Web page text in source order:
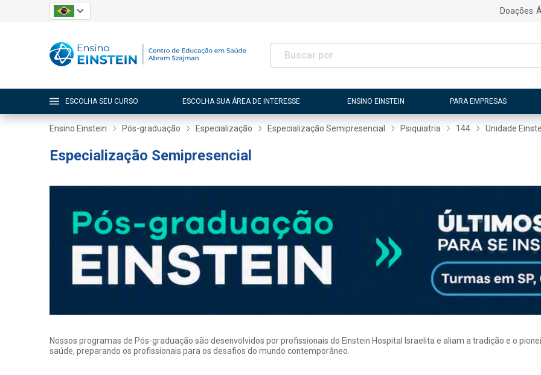
Doações
ESCOLHA SEU CURSO ESCOLHA SUA ÁREA DE INTERESSE ENSINO EINSTEIN PARA EMPRESAS
Ensino Einstein Pós-graduação Especialização Especialização Semipresencial Psiquiatria 144 Unidade
Especialização Semipresencial
Nossos programas de Pós-graduação são desenvolvidos por profissionais do Einstein Hospital Israelita e aliam a tradição e o
saúde, preparando os profissionais para os desafios do mundo contemporâneo.